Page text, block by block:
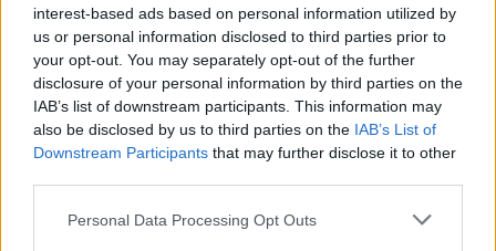
interest-based ads based on personal information utilized by
us or personal information disclosed to third parties prior to
your opt-out. You may separately opt-out of the further
disclosure of your personal information by third parties on the
IAB’s list of downstream participants. This information may
also be disclosed by us to third parties on the IAB’s List of
Downstream Participants that may further disclose it to other
Please note that this website/app uses one or more Google
Personal Data Processing Opt Outs